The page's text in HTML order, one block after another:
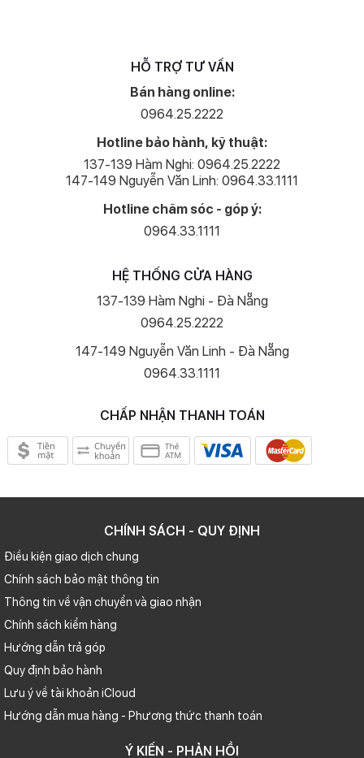
HỖ TRỢ TƯ VẤN
Bán hàng online:
0964.25.2222
Hotline bảo hành, kỹ thuật:
137-139 Hàm Nghi: 0964.25.2222
147-149 Nguyễn Văn Linh: 0964.33.1111
Hotline chăm sóc - góp ý:
0964.33.1111
HỆ THỐNG CỬA HÀNG
137-139 Hàm Nghi - Đà Nẵng
0964.25.2222
147-149 Nguyễn Văn Linh - Đà Nẵng
0964.33.1111
CHẤP NHẬN THANH TOÁN
CHÍNH SÁCH - QUY ĐỊNH
Điều kiện giao dịch chung
Chính sách bảo mật thông tin
Thông tin về vận chuyển và giao nhận
Chính sách kiểm hàng
Hướng dẫn trả góp
Quy định bảo hành
Lưu ý về tài khoản iCloud
Hướng dẫn mua hàng - Phương thức thanh toán
Ý KIẾN - PHẢN HỒI